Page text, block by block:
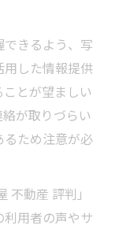
きるよう、写
した情報提供
とが望ましい
が取りづらい
ため注意が必
不動産 評判」
用者の声やサ